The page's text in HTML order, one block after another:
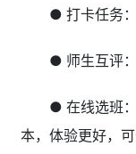
● 打卡任务
● 师生互评
● 在线选班
本，体验更好，